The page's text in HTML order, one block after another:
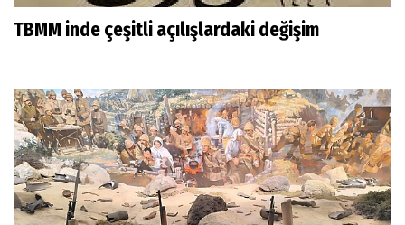
TBMM inde çeşitli açılışlardaki değişim